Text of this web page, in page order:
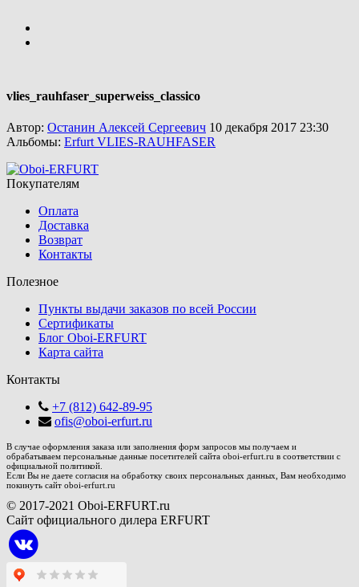
vlies_rauhfaser_superweiss_classico
Автор: Останин Алексей Сергеевич 10 декабря 2017 23:30
Альбомы: Erfurt VLIES-RAUHFASER
Покупателям
Оплата
Доставка
Возврат
Контакты
Полезное
Пункты выдачи заказов по всей России
Сертификаты
Блог Oboi-ERFURT
Карта сайта
Контакты
+7 (812) 642-89-95
ofis@oboi-erfurt.ru
В случае оформления заказа или заполнения форм запросов мы получаем и
обрабатываем персональные данные посетителей сайта oboi-erfurt.ru в соответствии с
официальной политикой.
Если Вы не даете согласия на обработку своих персональных данных, Вам необходимо
покинуть сайт oboi-erfurt.ru
© 2017-2021 Oboi-ERFURT.ru
Сайт официального дилера ERFURT